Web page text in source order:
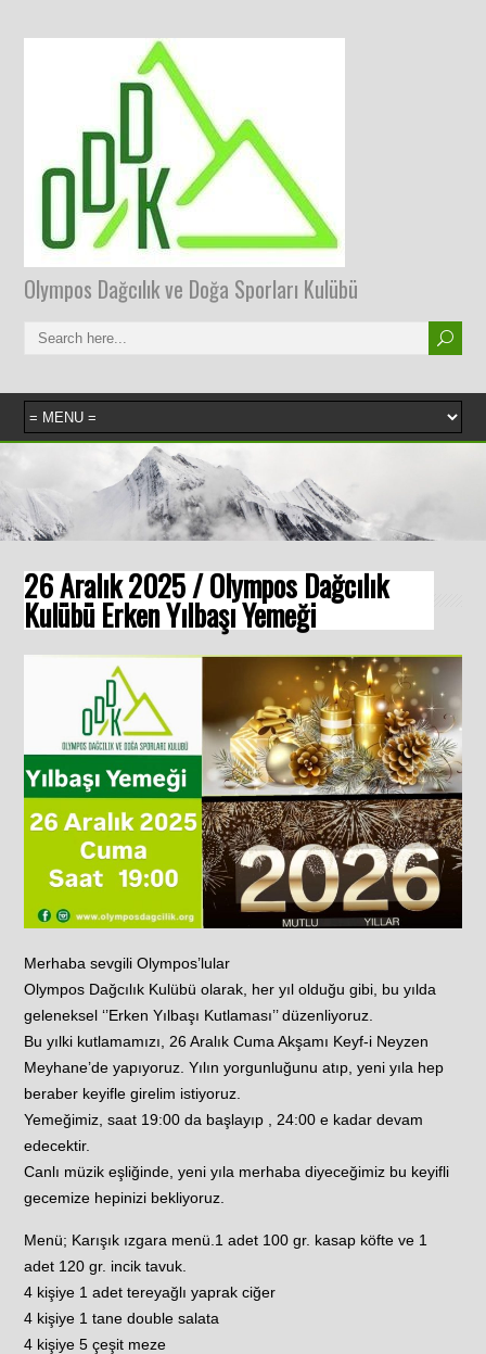
Olympos Dağcılık ve Doğa Sporları Kulübü
26 Aralık 2025 / Olympos Dağcılık
Kulübü Erken Yılbaşı Yemeği
Merhaba sevgili Olympos’lular
Olympos Dağcılık Kulübü olarak, her yıl olduğu gibi, bu yılda
geleneksel ‘’Erken Yılbaşı Kutlaması’’ düzenliyoruz.
Bu yılki kutlamamızı, 26 Aralık Cuma Akşamı Keyf-i Neyzen
Meyhane’de yapıyoruz. Yılın yorgunluğunu atıp, yeni yıla hep
beraber keyifle girelim istiyoruz.
Yemeğimiz, saat 19:00 da başlayıp , 24:00 e kadar devam
edecektir.
Canlı müzik eşliğinde, yeni yıla merhaba diyeceğimiz bu keyifli
gecemize hepinizi bekliyoruz.
Menü; Karışık ızgara menü.1 adet 100 gr. kasap köfte ve 1
adet 120 gr. incik tavuk.
4 kişiye 1 adet tereyağlı yaprak ciğer
4 kişiye 1 tane double salata
4 kişiye 5 çeşit meze